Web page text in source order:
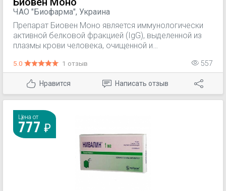
ЧАО "Биофарма", Украина
Препарат Биовен Моно является иммунологически
активной белковой фракцией (IgG), выделенной из
плазмы крови человека, очищенной и
этиловым спиртом. Действующим компонентом
препарата являются антитела, обладающие
специфической активностью против различных
возбудителей заболеваний - вирусов и бактерий, в
гриппа, кори, паротита, полиомиелита, краснухи,
коклюша, стафилококка, кишечной палочки,
пневмококков.
5.0 1 отзыв 557
Нравится Написать отзыв
Цена от
777